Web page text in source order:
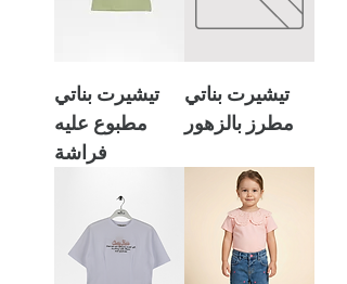
تيشيرت بناتي
مطرز بالزهور
تيشيرت بناتي
مطبوع عليه
فراشة